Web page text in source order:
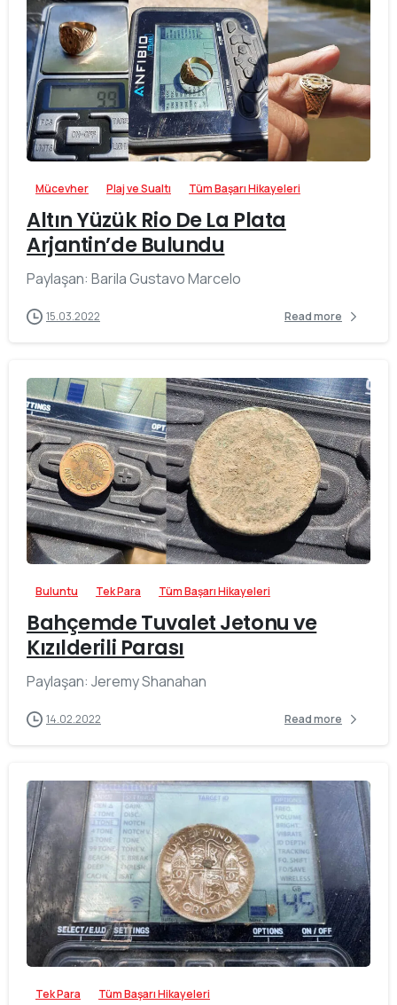
Mücevher Plaj ve Sualtı Tüm Başarı Hikayeleri
Altın Yüzük Rio De La Plata
Arjantin’de Bulundu
Paylaşan: Barila Gustavo Marcelo
15.03.2022 Read more
-
Buluntu Tek Para Tüm Başarı Hikayeleri
Bahçemde Tuvalet Jetonu ve
Kızılderili Parası
Paylaşan: Jeremy Shanahan
14.02.2022 Read more
-
Tek Para Tüm Başarı Hikayeleri